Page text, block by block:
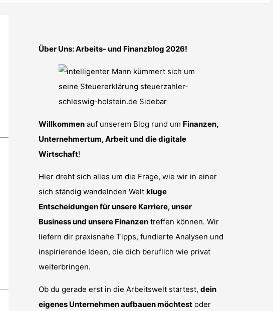
Über Uns: Arbeits- und Finanzblog 2026!
Willkommen auf unserem Blog rund um Finanzen,
Unternehmertum, Arbeit und die digitale
Wirtschaft!
Hier dreht sich alles um die Frage, wie wir in einer
sich ständig wandelnden Welt kluge
Entscheidungen für unsere Karriere, unser
Business und unsere Finanzen treffen können. Wir
liefern dir praxisnahe Tipps, fundierte Analysen und
inspirierende Ideen, die dich beruflich wie privat
weiterbringen.
Ob du gerade erst in die Arbeitswelt startest, dein
eigenes Unternehmen aufbauen möchtest oder